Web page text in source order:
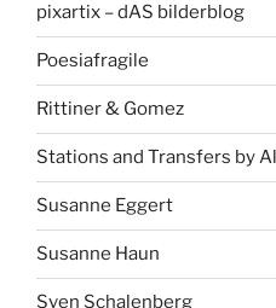
pixartix – dAS bilderblog
Poesiafragile
Rittiner & Gomez
Stations and Transfers by
Susanne Eggert
Susanne Haun
Sven Schalenberg